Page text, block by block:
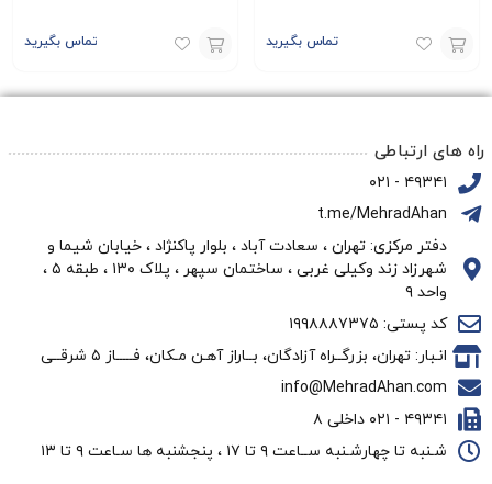
تماس بگیرید
سبد
تماس بگیرید
سبد
راه های ارتباطی
۴۹۳۴۱ - ۰۲۱
t.me/MehradAhan
دفتر مرکزی: تهران ، سعادت آباد ، بلوار پاکنژاد ، خیابان شیما و
شهرزاد زند وکیلی غربی ، ساختمان سپهر ، پلاک ۱۳۰ ، طبقه ۵ ،
واحد ۹
کد پستی: ۱۹۹۸۸۸۷۳۷۵
انـبار: تهران، بزرگــراه آزادگان، بــاراز آهـن مـکان، فـــــاز ۵ شرقــی
info@MehradAhan.com
۴۹۳۴۱ - ۰۲۱ داخلی ۸
شـنبه تا چهارشـنبه ســاعت ۹ تا ۱۷ ، پنجشنبه ها سـاعت ۹ تا ۱۳